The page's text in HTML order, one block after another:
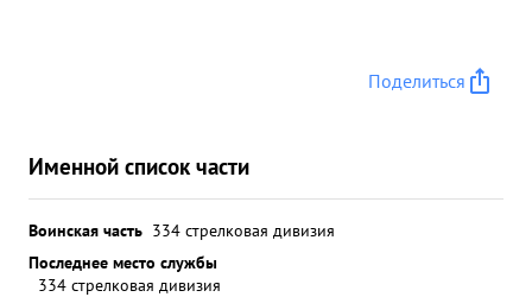
Поделиться
Именной список части
Воинская часть 334 стрелковая дивизия
Последнее место службы
334 стрелковая дивизия